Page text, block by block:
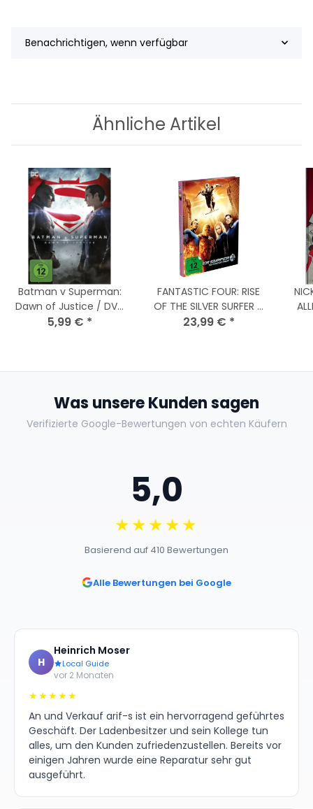
Benachrichtigen, wenn verfügbar
Ähnliche Artikel
Batman v Superman:
Dawn of Justice / DVD
- Top Zustand
5,99 € *
FANTASTIC FOUR: RISE
OF THE SILVER SURFER –
Mediabook Cover A
23,99 € *
Was unsere Kunden sagen
Verifizierte Google-Bewertungen von echten Käufern
5,0
★★★★★
Basierend auf 410 Bewertungen
Alle Bewertungen bei Google
H
Heinrich Moser
Local Guide
vor 2 Monaten
★★★★★
An und Verkauf arif-s ist ein hervorragend geführtes
Geschäft. Der Ladenbesitzer und sein Kollege tun
alles, um den Kunden zufriedenzustellen. Bereits vor
einigen Jahren wurde eine Reparatur sehr gut
ausgeführt.